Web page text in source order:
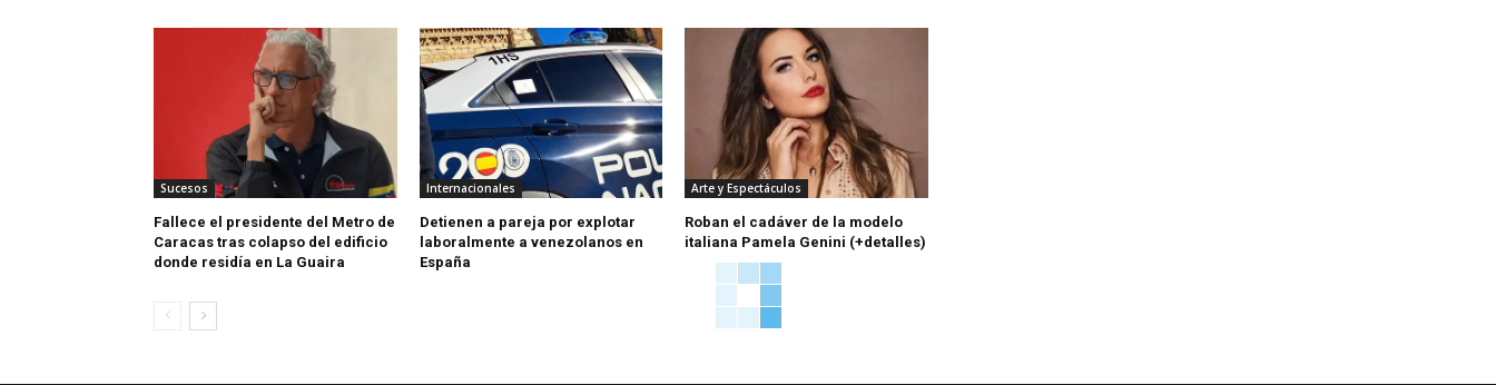
Sucesos
Fallece el presidente del Metro de
Caracas tras colapso del edificio
donde residía en La Guaira
Internacionales
Detienen a pareja por explotar
laboralmente a venezolanos en
España
Arte y Espectáculos
Roban el cadáver de la modelo
italiana Pamela Genini (+detalles)